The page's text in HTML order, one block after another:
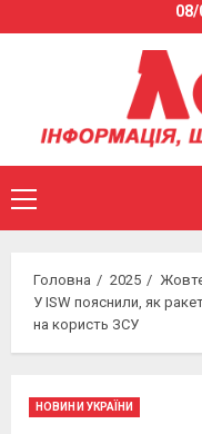
to
08/
Primary
Menu
Головна 2025
У ISW пояснили, як
на користь ЗСУ
НОВИНИ УКРАЇНИ